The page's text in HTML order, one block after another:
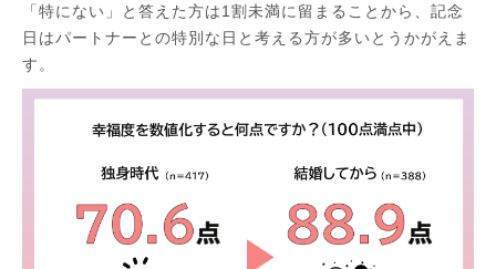
「特にない」と答えた方は1割未満に留まることから、記念
日はパートナーとの特別な日と考える方が多いとうかがえま
す。